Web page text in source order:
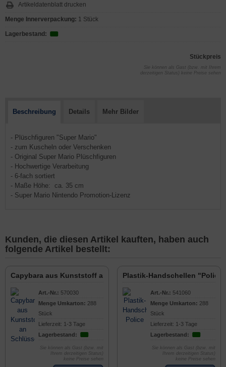
Artikeldatenblatt drucken
Menge Innerverpackung: 1 Stück
Lagerbestand:
Stückpreis
Sie können als Gast (bzw. mit Ihrem
derzeitigen Status) keine Preise sehen
Beschreibung Details Mehr Bilder
- Plüschfiguren "Super Mario"
- zum Kuscheln oder Verschenken
- Original Super Mario Plüschfiguren
- Hochwertige Verarbeitung
- 6-fach sortiert
- Maße Höhe: ca. 35 cm
- Super Mario Nintendo Promotion-Lizenz
Kunden, die diesen Artikel kauften, haben auch
folgende Artikel bestellt:
Capybara aus Kunststoff an Schlüsselkette
Art.-Nr.: 570030
Menge Umkarton: 288
Stück
Lieferzeit: 1-3 Tage
Lagerbestand:
Sie können als Gast (bzw. mit
Ihrem derzeitigen Status)
keine Preise sehen
Plastik-Handschellen "Police"
Art.-Nr.: 541060
Menge Umkarton: 288
Stück
Lieferzeit: 1-3 Tage
Lagerbestand:
Sie können als Gast (bzw. mit
Ihrem derzeitigen Status)
keine Preise sehen